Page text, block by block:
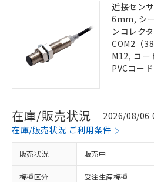
近接セン
6mm, シ
ンコレク
COM2（
M12, コー
PVCコー
在庫/販売状況
2026/08/06
在庫/販売状況 ご利用条件
販売状況 販売中
機種区分 受注生産機種